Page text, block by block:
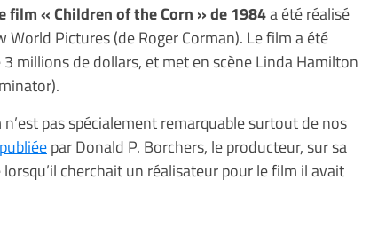
film « Children of the Corn » de 1984a été réalisé
World Pictures (de Roger Corman). Le film a été
millions de dollars, et met en scène Linda Hamilton
pas spécialement remarquable surtout de nos
publiéepar Donald P. Borchers, le producteur, sur sa
cherchait un réalisateur pour le film il avait